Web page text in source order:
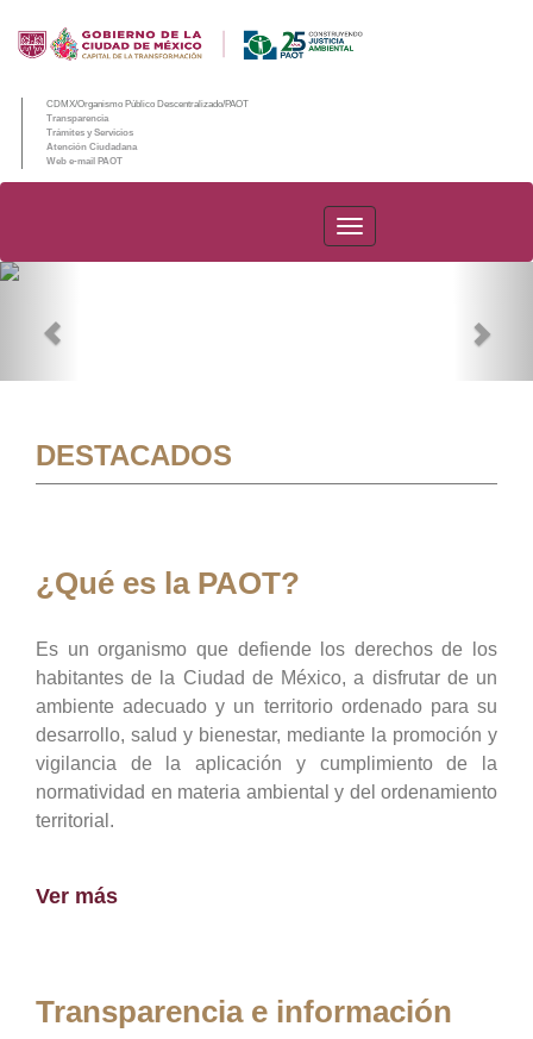
CDMX/Organismo Público Descentralizado/PAOT
Transparencia
Trámites y Servicios
Atención Ciudadana
Web e-mail PAOT
PAOT
DESTACADOS
¿Qué es la PAOT?
Es un organismo que defiende los derechos de los
habitantes de la Ciudad de México, a disfrutar de un
ambiente adecuado y un territorio ordenado para su
desarrollo, salud y bienestar, mediante la promoción y
vigilancia de la aplicación y cumplimiento de la
normatividad en materia ambiental y del ordenamiento
territorial.
Ver más
Transparencia e información